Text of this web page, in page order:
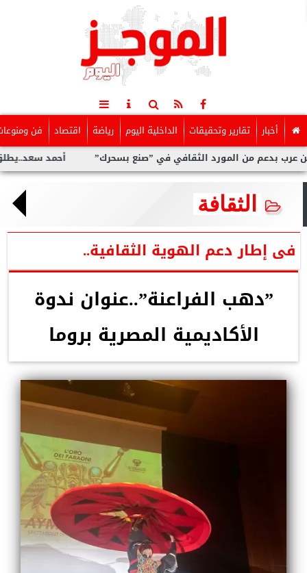
أخبار تقارير وتحقيقات الداخلية اليوم رياضة اقتصاد فن
أحمد سعد..يطلق” الألبوم الإلكترو ” الثقافي في ”صنع بسحرك”
الثقافة
فى إطار دعم الهوية الثقافية..
”دهب الفراعنة”..عنوان ندوة
الأكاديمية المصرية بروما